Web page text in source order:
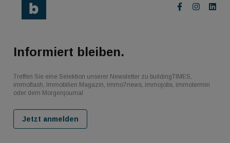
Informiert bleiben.
Treffen Sie eine Selektion unserer Newsletter zu buildingTIMES,
immoflash, Immobilien Magazin, immo7news, immojobs, immotermin
oder dem Morgenjournal
Jetzt anmelden